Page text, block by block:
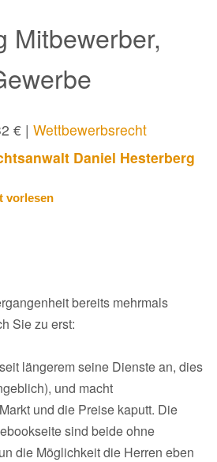
Mitbewerber,
€ | Wettbewerbsrecht
Daniel Hesterberg
vorlesen
bereits mehrmals
Sie zu erst:
längerem seine Dienste an, dies
und macht
und die Preise kaputt. Die
sind beide ohne
die Möglichkeit die Herren eben